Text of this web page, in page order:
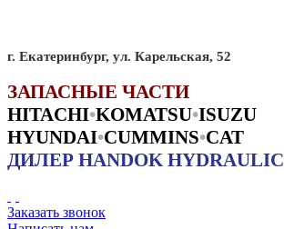
г. Екатеринбург, ул. Карельская, 52
ЗАПАСНЫЕ ЧАСТИ
HITACHI•KOMATSU•ISUZU
HYUNDAI•CUMMINS•CAT
ДИЛЕР HANDOK HYDRAULIC
Заказать звонок